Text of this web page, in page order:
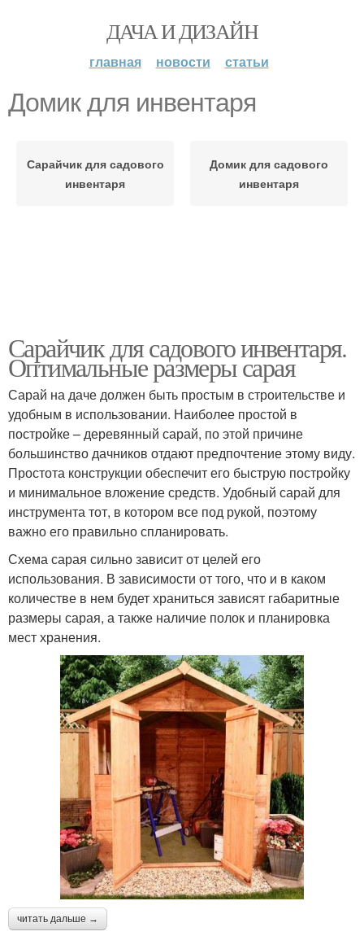
ДАЧА И ДИЗАЙН
главная новости статьи
Домик для инвентаря
Сарайчик для садового
инвентаря
Домик для садового
инвентаря
Сарайчик для садового инвентаря.
Оптимальные размеры сарая
Сарай на даче должен быть простым в строительстве и
удобным в использовании. Наиболее простой в
постройке – деревянный сарай, по этой причине
большинство дачников отдают предпочтение этому виду.
Простота конструкции обеспечит его быструю постройку
и минимальное вложение средств. Удобный сарай для
инструмента тот, в котором все под рукой, поэтому
важно его правильно спланировать.
Схема сарая сильно зависит от целей его
использования. В зависимости от того, что и в каком
количестве в нем будет храниться зависят габаритные
размеры сарая, а также наличие полок и планировка
мест хранения.
читать дальше →